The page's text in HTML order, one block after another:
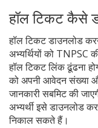
हॉल टिकट कैसे
हॉल टिकट डाउनलोड
अभ्यर्थियों को TNPSC
हॉल टिकट लिंक ढूंढना
को अपनी आवेदन संख्या
जानकारी सबमिट की
अभ्यर्थी इसे डाउनलोड
निकाल सकते हैं।